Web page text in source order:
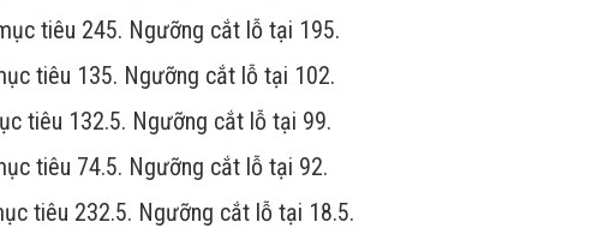
tiêu 245. Ngưỡng cắt lỗ tại 195.
tiêu 135. Ngưỡng cắt lỗ tại 102.
tiêu 132.5. Ngưỡng cắt lỗ tại 99.
tiêu 74.5. Ngưỡng cắt lỗ tại 92.
tiêu 232.5. Ngưỡng cắt lỗ tại 18.5.